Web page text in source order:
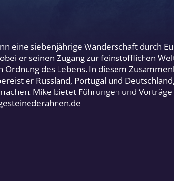
eine siebenjährige Wanderschaft durch
er seinen Zugang zur feinstofflichen
des Lebens. In diesem
er Russland, Portugal und
Mike bietet Führungen und